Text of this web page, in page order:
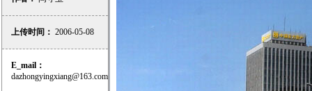
上传时间： 2006-05-08
E_mail：
dazhongyingxiang@163.com